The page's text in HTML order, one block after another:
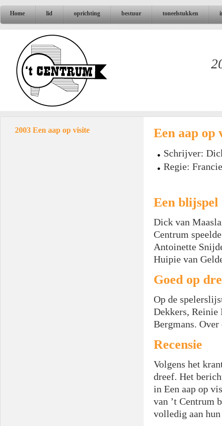
Home lid oprichting bestuur toneelstukken
2003 Een aap op visite Een aap op
Schrijver:
Regie:
Een blijspel
Dick van
Centrum
Antoinette
Huipie van
Goed op
Op de
Dekkers, Reinie
Bergmans.
Recensie
Volgens het
dreef. Het
in Een aap op
van ’t Centrum
volledig aan